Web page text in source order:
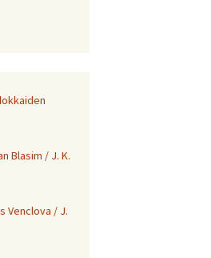
Bla­sim / J. K.
Venclova / J.